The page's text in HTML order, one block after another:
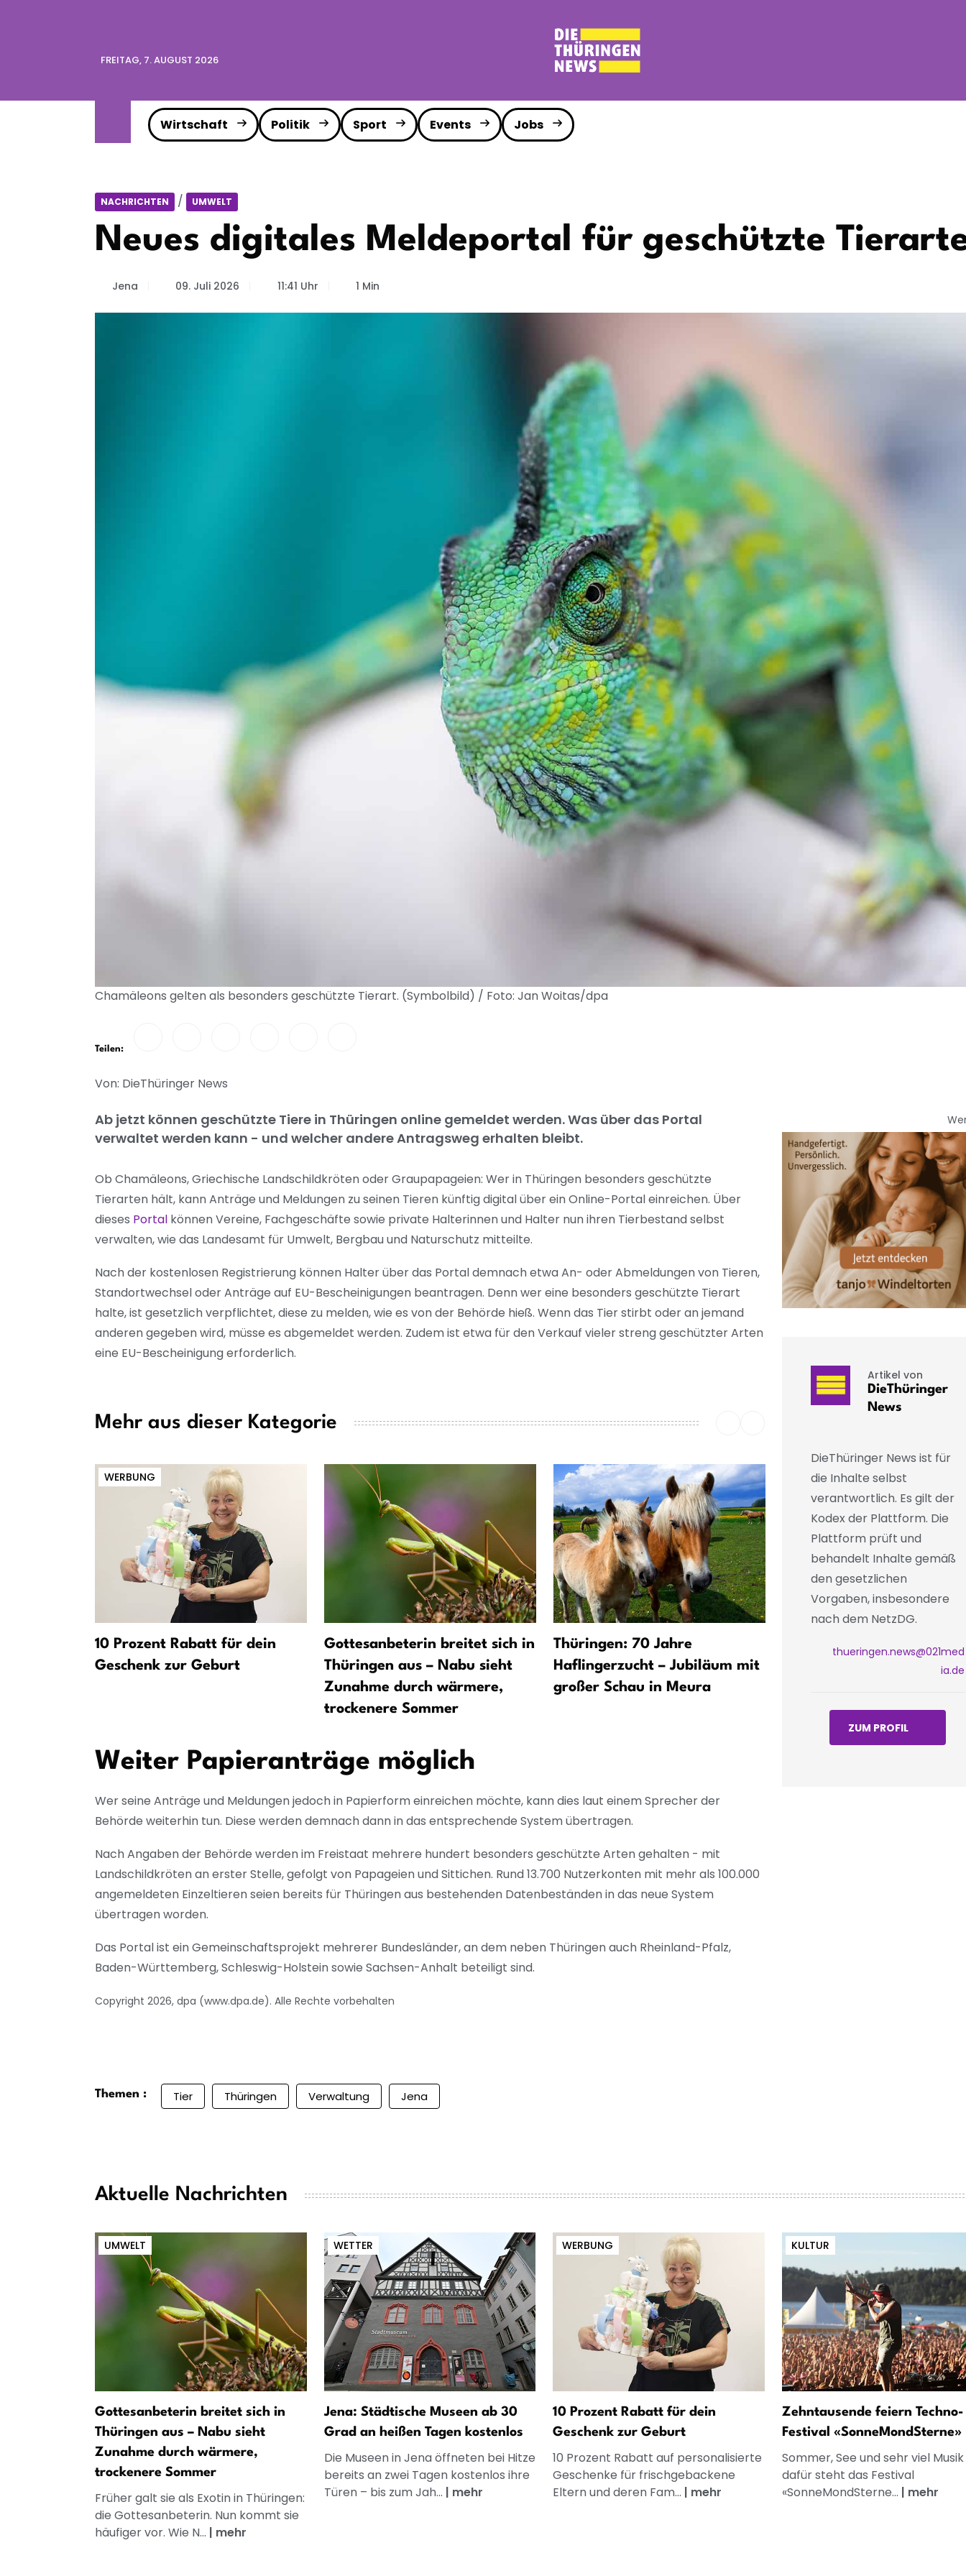
FREITAG, 7. AUGUST 2026
Wirtschaft Politik Sport Events Jobs
NACHRICHTEN / UMWELT
Neues digitales Meldeportal für geschützte
Jena 09. Juli 2026 11:41 Uhr 1 Min
Chamäleons gelten als besonders geschützte Tierart. (Symbolbild) / Foto: Jan Woitas/dpa
Teilen:
Von: DieThüringer News
Ab jetzt können geschützte Tiere in Thüringen online gemeldet werden. Was über das Portal
verwaltet werden kann - und welcher andere Antragsweg erhalten bleibt.
Ob Chamäleons, Griechische Landschildkröten oder Graupapageien: Wer in Thüringen besonders geschützte
Tierarten hält, kann Anträge und Meldungen zu seinen Tieren künftig digital über ein Online-Portal einreichen. Über
dieses Portal können Vereine, Fachgeschäfte sowie private Halterinnen und Halter nun ihren Tierbestand selbst
verwalten, wie das Landesamt für Umwelt, Bergbau und Naturschutz mitteilte.
Nach der kostenlosen Registrierung können Halter über das Portal demnach etwa An- oder Abmeldungen von Tieren,
Standortwechsel oder Anträge auf EU-Bescheinigungen beantragen. Denn wer eine besonders geschützte Tierart
halte, ist gesetzlich verpflichtet, diese zu melden, wie es von der Behörde hieß. Wenn das Tier stirbt oder an jemand
anderen gegeben wird, müsse es abgemeldet werden. Zudem ist etwa für den Verkauf vieler streng geschützter Arten
eine EU-Bescheinigung erforderlich.
Mehr aus dieser Kategorie
WERBUNG
10 Prozent Rabatt für dein
Geschenk zur Geburt
Gottesanbeterin breitet sich in
Thüringen aus – Nabu sieht
Zunahme durch wärmere,
trockenere Sommer
Thüringen: 70 Jahre
Haflingerzucht – Jubiläum mit
großer Schau in Meura
Rothirsch poliert sein
Weiter Papieranträge möglich
Wer seine Anträge und Meldungen jedoch in Papierform einreichen möchte, kann dies laut einem Sprecher der
Behörde weiterhin tun. Diese werden demnach dann in das entsprechende System übertragen.
Nach Angaben der Behörde werden im Freistaat mehrere hundert besonders geschützte Arten gehalten - mit
Landschildkröten an erster Stelle, gefolgt von Papageien und Sittichen. Rund 13.700 Nutzerkonten mit mehr als 100.000
angemeldeten Einzeltieren seien bereits für Thüringen aus bestehenden Datenbeständen in das neue System
übertragen worden.
Das Portal ist ein Gemeinschaftsprojekt mehrerer Bundesländer, an dem neben Thüringen auch Rheinland-Pfalz,
Baden-Württemberg, Schleswig-Holstein sowie Sachsen-Anhalt beteiligt sind.
Copyright 2026, dpa (www.dpa.de). Alle Rechte vorbehalten
Artikel von
DieThüringer
News
DieThüringer News ist für
die Inhalte selbst
verantwortlich. Es gilt der
Kodex der Plattform. Die
Plattform prüft und
behandelt Inhalte gemäß
den gesetzlichen
Vorgaben, insbesondere
nach dem NetzDG.
thueringen.news@021med
ia.de
ZUM PROFIL
Themen : Tier Thüringen Verwaltung Jena
Aktuelle Nachrichten
UMWELT
Gottesanbeterin breitet sich in
Thüringen aus – Nabu sieht
Zunahme durch wärmere,
trockenere Sommer
Früher galt sie als Exotin in Thüringen:
die Gottesanbeterin. Nun kommt sie
häufiger vor. Wie N... | mehr
WETTER
Jena: Städtische Museen ab 30
Grad an heißen Tagen kostenlos
Die Museen in Jena öffneten bei Hitze
bereits an zwei Tagen kostenlos ihre
Türen – bis zum Jah... | mehr
WERBUNG
10 Prozent Rabatt für dein
Geschenk zur Geburt
10 Prozent Rabatt auf personalisierte
Geschenke für frischgebackene
Eltern und deren Fam... | mehr
KULTUR
Zehntausende feiern Techno-
Festival «SonneMondSterne»
Sommer, See und sehr viel
dafür steht das Festival
«SonneMondSterne... | mehr